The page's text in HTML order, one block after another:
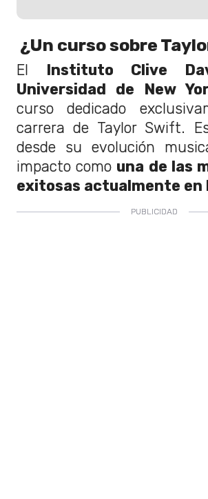
¿Un curso sobre
El Instituto Clive
Universidad de New
curso dedicado
carrera de Taylor Swift.
desde su evolución
impacto como una de las
exitosas actualmente en